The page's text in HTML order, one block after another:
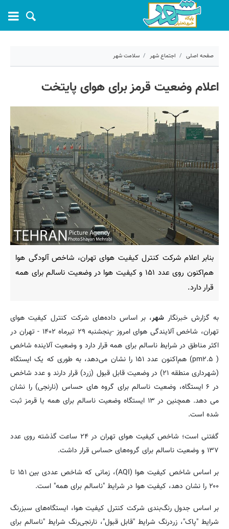
صفحه اصلی اجتماع شهر سلامت شهر
کد مطلب:
اعلام وضعیت قرمز برای هوای پایتخت
بنابر اعلام شرکت کنترل کیفیت هوای تهران، شاخص آلودگی هوا
هم‌اکنون روی عدد ۱۵۱ و کیفیت هوا در وضعیت ناسالم برای همه
قرار دارد.
به گزارش خبرنگار شهر، بر اساس داده‌های شرکت کنترل کیفیت هوای
تهران، شاخص آلایندگی هوای امروز -پنجشنبه ۲۹ تیرماه ۱۴۰۲ - تهران در
اکثر مناطق در شرایط ناسالم برای همه قرار دارد و وضعیت آلاینده شاخص
( pm۲.۵) هم‌اکنون عدد ۱۵۱ را نشان می‌دهد، به طوری که یک ایستگاه
(شهرداری منطقه ۲۱) در وضعیت قابل قبول (زرد) قرار دارند و عدد شاخص
در ۶ ایستگاه، وضعیت ناسالم برای گروه های حساس (نارنجی) را نشان
می دهد. همچنین در ۱۳ ایستگاه وضعیت ناسالم برای همه یا قرمز ثبت
شده است.
گفتنی است؛ شاخص کیفیت هوای تهران در ۲۴ ساعت گذشته روی عدد
۱۳۷ و وضعیت ناسالم برای گروه‌های حساس قرار داشت.
بر اساس شاخص کیفیت هوا (AQI)، زمانی که شاخص عددی بین ۱۵۱ تا
۲۰۰ را نشان دهد، کیفیت هوا در شرایط "ناسالم برای همه" است.‌
بر اساس جدول رنگ‌بندی شرکت کنترل کیفیت هوا، ایستگاه‌های سبزرنگ
شرایط "پاک"، زردرنگ شرایط "قابل قبول"، نارنجی‌رنگ شرایط "ناسالم برای